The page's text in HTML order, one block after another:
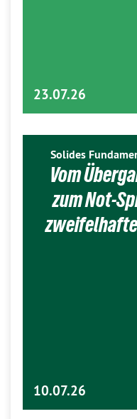
23.07.26
Solides
Vom
zum Not-
10.07.26